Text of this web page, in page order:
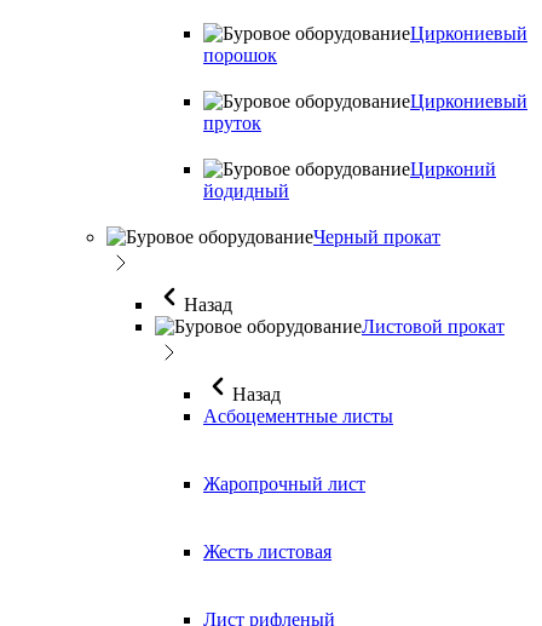
Циркониевый
порошок
Циркониевый
пруток
Цирконий
йодидный
Черный прокат
Назад
Листовой прокат
Назад
Асбоцементные листы
Жаропрочный лист
Жесть листовая
Лист рифленый